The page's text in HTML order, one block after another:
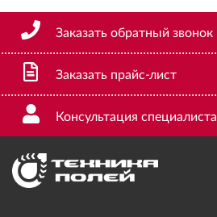
Заказать обратный звонок
Заказать прайс-лист
Консультация специалиста